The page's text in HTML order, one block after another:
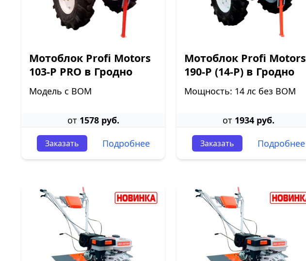
Мотоблок Profi Motors
103-P PRO в Гродно
Модель с ВОМ
от 1578 руб.
Заказать Подробнее
Мотоблок Profi Motors
190-P (14-P) в Гродно
Мощность: 14 лс без ВОМ
от 1934 руб.
Заказать Подробнее